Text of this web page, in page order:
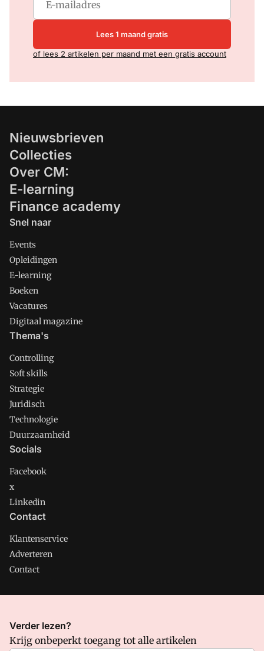
Lees 1 maand gratis
of lees 2 artikelen per maand met een gratis account
Nieuwsbrieven
Collecties
Over CM:
E-learning
Finance academy
Snel naar
Events
Opleidingen
E-learning
Boeken
Vacatures
Digitaal magazine
Thema's
Controlling
Soft skills
Strategie
Juridisch
Technologie
Duurzaamheid
Socials
Facebook
x
Linkedin
Contact
Klantenservice
Adverteren
Contact
CMweb is onderdeel van VMN media. Lees in
waar VMN media voor staat. Op gebruik van deze site zijn de
Verder lezen?
Krijg onbeperkt toegang tot alle artikelen